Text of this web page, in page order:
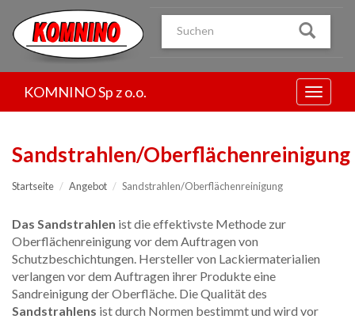
treści
Menu
KOMNINO Sp z o.o.
Sandstrahlen/Oberflächenreinigung
Startseite Angebot Sandstrahlen/Oberflächenreinigung
Das Sandstrahlen ist die effektivste Methode zur
Oberflächenreinigung vor dem Auftragen von
Schutzbeschichtungen. Hersteller von Lackiermaterialien
verlangen vor dem Auftragen ihrer Produkte eine
Sandreinigung der Oberfläche. Die Qualität des
Sandstrahlens ist durch Normen bestimmt und wird vor